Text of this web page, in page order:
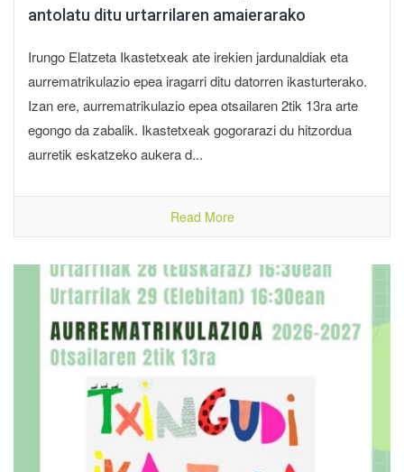
antolatu ditu urtarrilaren amaierarako
Irungo Elatzeta Ikastetxeak ate irekien jardunaldiak eta
aurrematrikulazio epea iragarri ditu datorren ikasturterako.
Izan ere, aurrematrikulazio epea otsailaren 2tik 13ra arte
egongo da zabalik. Ikastetxeak gogorarazi du hitzordua
aurretik eskatzeko aukera d...
Read More